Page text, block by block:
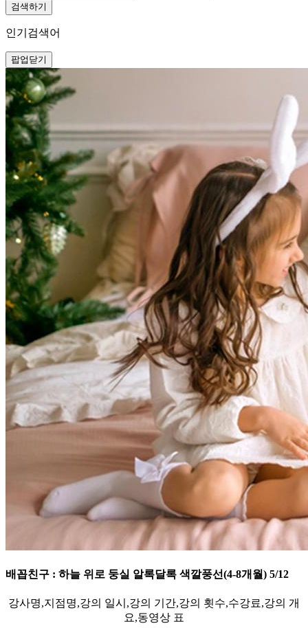
검색하기
인기검색어
팝업닫기
배꼽친구 : 하늘 위로 둥실 알록달록 색깔풍선(4-8개월) 5/12
강사명,지점명,강의 일시,강의 기간,강의 횟수,수강료,강의 개
요,동영상 표